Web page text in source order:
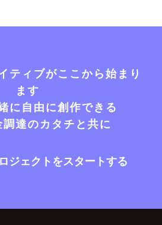
ティブがここから始まり
ます
に自由に創作できる
達のカタチと共に
ジェクトをスタートする